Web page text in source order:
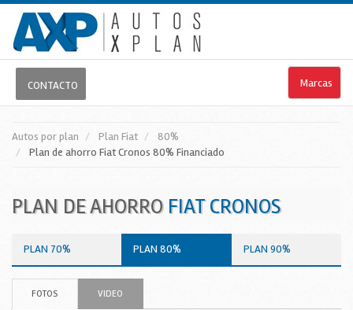
CONTACTO Marcas
Autos por plan Plan Fiat
80%
Plan de ahorro Fiat Cronos 80% Financiado
PLAN DE AHORRO FIAT CRONOS
PLAN 70% PLAN 80% PLAN 90%
FOTOS VIDEO